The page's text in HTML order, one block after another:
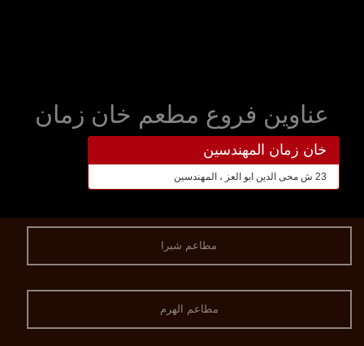
عناوين فروع مطعم خان زمان
خان زمان المهندسين
23 ش محى الدين ابو العز ، المهندسين
مطاعم شبرا
مطاعم الهرم